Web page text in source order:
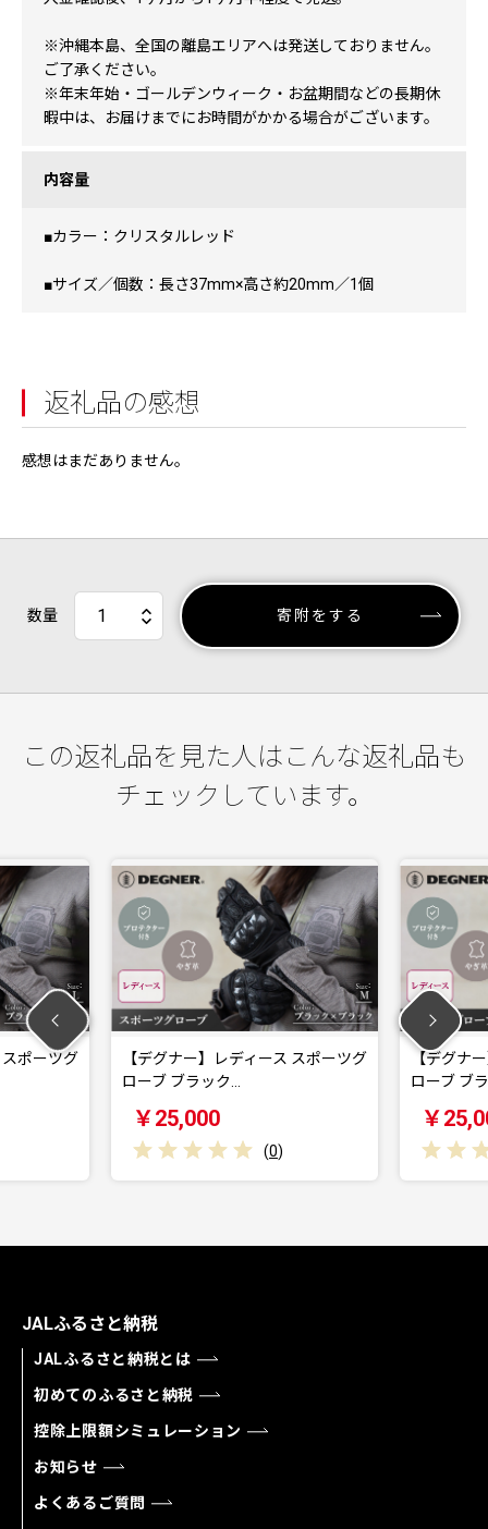
※沖縄本島、全国の離島エリアへは発送しておりません。
ご了承ください。
※年末年始・ゴールデンウィーク・お盆期間などの長期休
暇中は、お届けまでにお時間がかかる場合がございます。
内容量
■カラー：クリスタルレッド
■サイズ／個数：長さ37mm×高さ約20mm／1個
返礼品の感想
感想はまだありません。
数量 寄附をする
この返礼品を見た人はこんな返礼品も
チェックしています。
ナー】レディース スポーツグ
【デグナー】レディース スポー
JALふるさと納税
JALふるさと納税とは
初めてのふるさと納税
控除上限額シミュレーション
お知らせ
よくあるご質問